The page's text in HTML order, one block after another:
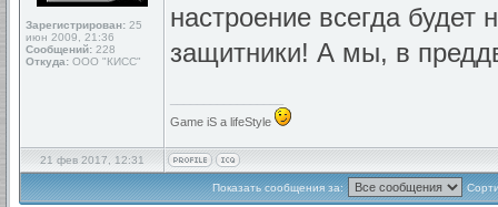
Зарегистрирован: 25
июн 2009, 21:36
Сообщений: 228
Откуда: ООО "КИСС"
настроение всегда
защитники! А мы, в
Game iS a lifeStyle
21 фев 2017, 12:31
Показать сообщения за: